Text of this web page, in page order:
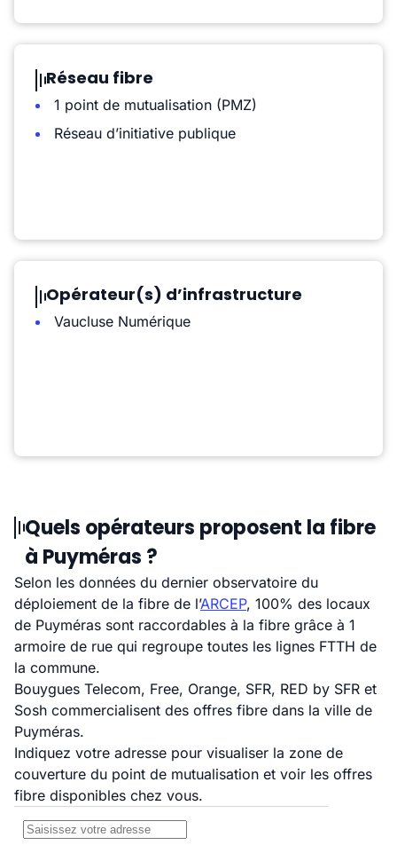
Réseau fibre
1 point de mutualisation (PMZ)
Réseau d’initiative publique
Opérateur(s) d’infrastructure
Vaucluse Numérique
Quels opérateurs proposent la fibre
à Puyméras ?
Selon les données du dernier observatoire du
déploiement de la fibre de l’ARCEP, 100% des locaux
de Puyméras sont raccordables à la fibre grâce à 1
armoire de rue qui regroupe toutes les lignes FTTH de
la commune.
Bouygues Telecom, Free, Orange, SFR, RED by SFR et
Sosh commercialisent des offres fibre dans la ville de
Puyméras.
Indiquez votre adresse pour visualiser la zone de
couverture du point de mutualisation et voir les offres
fibre disponibles chez vous.